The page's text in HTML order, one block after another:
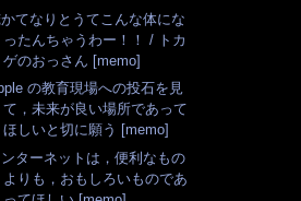
てなりとうてこんな体にな
ったんちゃうわー！！ / トカ
ゲのおっさん [memo]
の教育現場への投石を見
て，未来が良い場所であって
ほしいと切に願う [memo]
ターネットは，便利なもの
よりも，おもしろいものであ